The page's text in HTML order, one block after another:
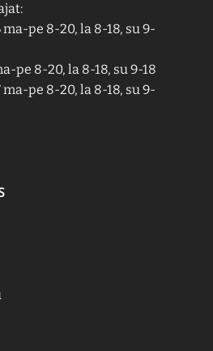
ma-pe 8-20, la 8-18, su 9-
pe 8-20, la 8-18, su 9-18
ma-pe 8-20, la 8-18, su 9-